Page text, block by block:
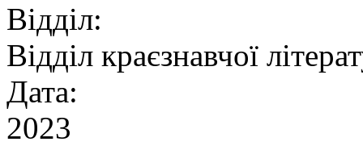
Відділ:
Відділ краєзнавчої
Дата:
2023